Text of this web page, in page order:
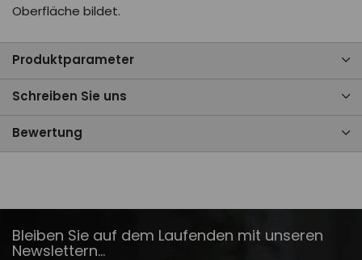
Oberfläche bildet.
Produktparameter
Schreiben Sie uns
Bewertung
Bleiben Sie auf dem Laufenden mit unseren
Newslettern...